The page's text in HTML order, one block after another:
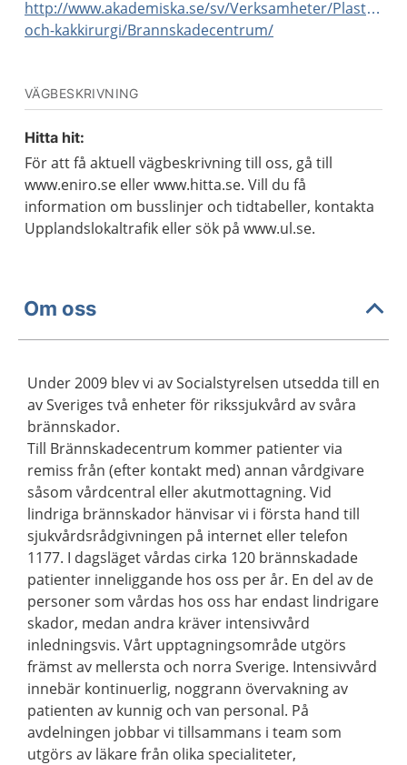
http://www.akademiska.se/sv/Verksamheter/
och-kakkirurgi/Brannskadecentrum/
VÄGBESKRIVNING
Hitta hit:
För att få aktuell vägbeskrivning till oss, gå till
www.eniro.se eller www.hitta.se. Vill du få
information om busslinjer och tidtabeller, kontakta
Upplandslokaltrafik eller sök på www.ul.se.
Om oss
Under 2009 blev vi av Socialstyrelsen utsedda till en
av Sveriges två enheter för rikssjukvård av svåra
brännskador.
Till Brännskadecentrum kommer patienter via
remiss från (efter kontakt med) annan vårdgivare
såsom vårdcentral eller akutmottagning. Vid
lindriga brännskador hänvisar vi i första hand till
sjukvårdsrådgivningen på internet eller telefon
1177. I dagsläget vårdas cirka 120 brännskadade
patienter inneliggande hos oss per år. En del av de
personer som vårdas hos oss har endast lindrigare
skador, medan andra kräver intensivvård
inledningsvis. Vårt upptagningsområde utgörs
främst av mellersta och norra Sverige. Intensivvård
innebär kontinuerlig, noggrann övervakning av
patienten av kunnig och van personal. På
avdelningen jobbar vi tillsammans i team som
utgörs av läkare från olika specialiteter,